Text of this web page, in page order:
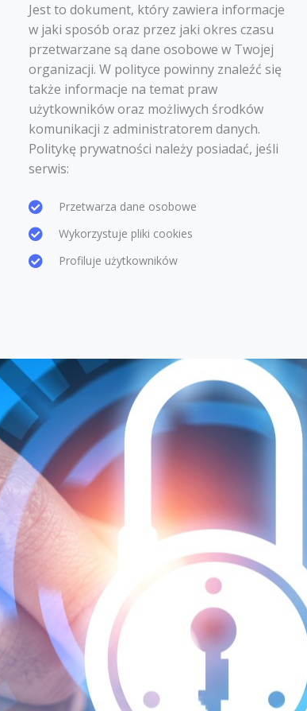
Jest to dokument, który zawiera informacje
w jaki sposób oraz przez jaki okres czasu
przetwarzane są dane osobowe w Twojej
organizacji. W polityce powinny znaleźć się
także informacje na temat praw
użytkowników oraz możliwych środków
komunikacji z administratorem danych.
Politykę prywatności należy posiadać, jeśli
serwis:
Przetwarza dane osobowe
Wykorzystuje pliki cookies
Profiluje użytkowników